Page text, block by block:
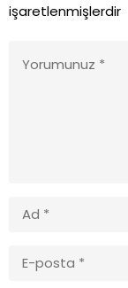
işaretlenmişlerdir